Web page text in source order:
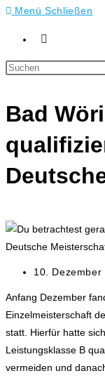
Menü Schließen
Bad
Beitrag
10. Dezember
Anfang Dezember
Einzelmeisterschaft
statt. Hierfür hatte
Leistungsklasse B
vermeiden und